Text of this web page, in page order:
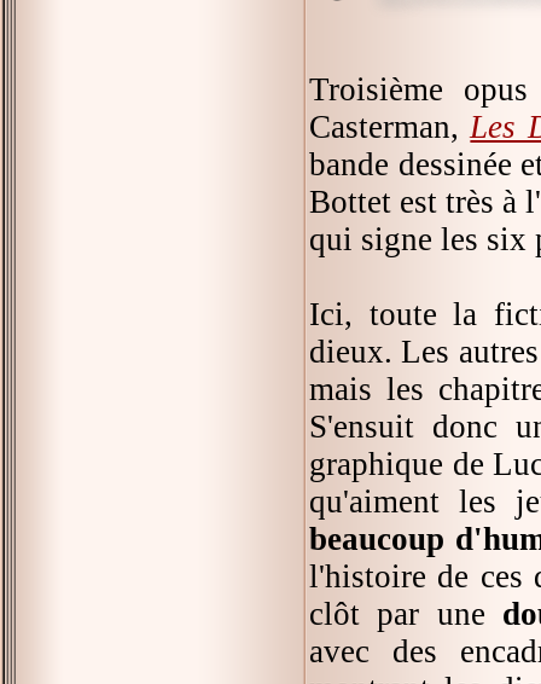
Troisième
Casterman,Les
bande dessinée
Bottet est très à
qui signe les six
Ici, toute la
dieux. Les
mais les
S'ensuit donc
graphique de
qu'aiment les
beaucoup
l'histoire de ces
clôt par une
avec des